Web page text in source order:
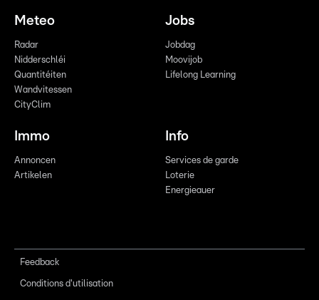
Meteo
Radar
Nidderschléi
Quantitéiten
Wandvitessen
CityClim
Jobs
Jobdag
Moovijob
Lifelong Learning
Immo
Annoncen
Artikelen
Info
Services de garde
Loterie
Energieauer
Feedback
Conditions d'utilisation